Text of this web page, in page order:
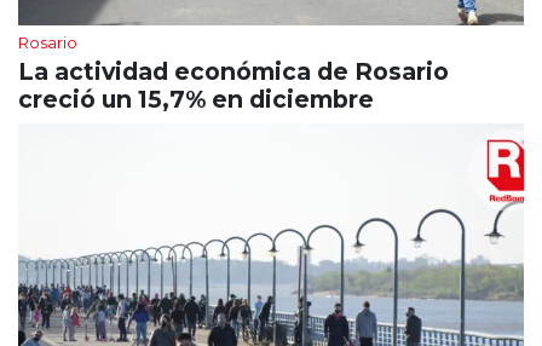
Rosario
La actividad económica de Rosario
creció un 15,7% en diciembre